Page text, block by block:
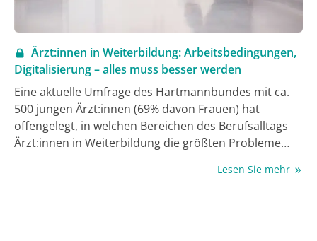
Ärzt:innen in Weiterbildung: Arbeitsbedingungen,
Digitalisierung – alles muss besser werden
Eine aktuelle Umfrage des Hartmannbundes mit ca.
500 jungen Ärzt:innen (69% davon Frauen) hat
offengelegt, in welchen Bereichen des Berufsalltags
Ärzt:innen in Weiterbildung die größten Probleme
Pausenzeiten, den Personalmangel, die technische
Lesen Sie mehr